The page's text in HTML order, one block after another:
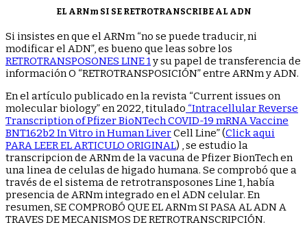
EL ARNm SI SE RETROTRANSCRIBE AL ADN
Si insistes en que el ARNm “no se puede traducir, ni
modificar el ADN”, es bueno que leas sobre los
RETROTRANSPOSONES LINE 1y su papel de transferencia de
información O “RETROTRANSPOSICIÓN” entre ARNm y ADN.
En el artículo publicado en la revista “Current issues on
molecular biology” en 2022, titulado “Intracellular Reverse
Transcription of Pfizer BioNTech COVID-19 mRNA Vaccine
BNT162b2 In Vitro in Human LiverCell Line” (Click aqui
PARA LEER EL ARTICULO ORIGINAL) , se estudio la
transcripcion de ARNm de la vacuna de Pfizer BionTech en
una linea de celulas de higado humana. Se comprobó que a
través de el sistema de retrotransposones Line 1, había
presencia de ARNm integrado en el ADN celular. En
resumen, SE COMPROBÓ QUE EL ARNm SI PASA AL ADN A
TRAVES DE MECANISMOS DE RETROTRANSCRIPCIÓN.